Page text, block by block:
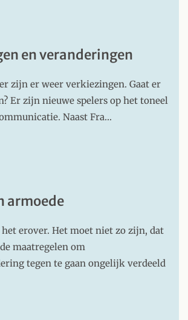
en veranderingen
zijn er weer verkiezingen. Gaat er
Er zijn nieuwe spelers op het toneel
Naast Fra…
armoede
erover. Het moet niet zo zijn, dat
maatregelen om
tegen te gaan ongelijk verdeeld